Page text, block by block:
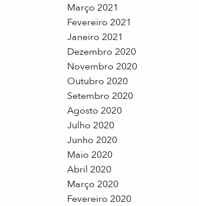
Março 2021
Fevereiro 2021
Janeiro 2021
Dezembro 2020
Novembro 2020
Outubro 2020
Setembro 2020
Agosto 2020
Julho 2020
Junho 2020
Maio 2020
Abril 2020
Março 2020
Fevereiro 2020